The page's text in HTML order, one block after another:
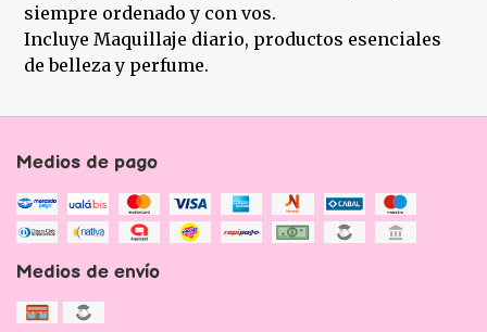
siempre ordenado y con vos.
Incluye Maquillaje diario, productos esenciales
de belleza y perfume.
Medios de pago
Medios de envío